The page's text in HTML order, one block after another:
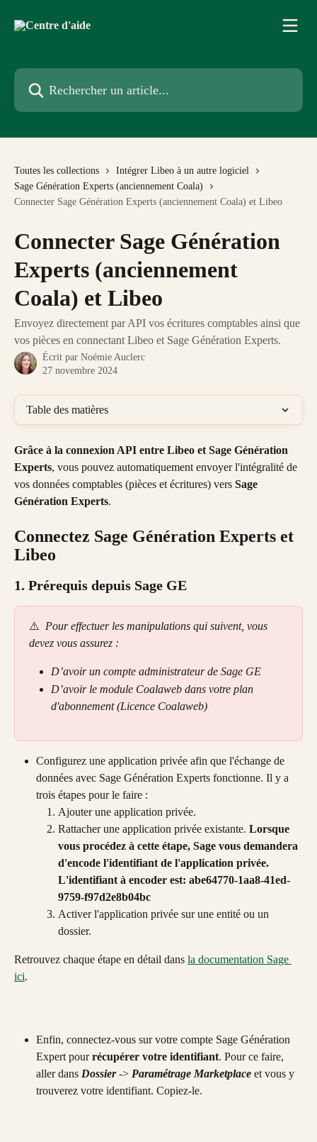
Rechercher un article...
Toutes les collections
Intégrer Libeo à un autre logiciel
Sage Génération Experts (anciennement Coala)
Connecter Sage Génération Experts (anciennement Coala) et Libeo
Connecter Sage Génération
Experts (anciennement
Coala) et Libeo
Envoyez directement par API vos écritures comptables ainsi que
vos pièces en connectant Libeo et Sage Génération Experts.
Écrit par Noémie Auclerc
27 novembre 2024
Table des matières
Grâce à la connexion API entre Libeo et Sage Génération
Experts, vous pouvez automatiquement envoyer l'intégralité de
vos données comptables (pièces et écritures) vers Sage
Génération Experts.
Connectez Sage Génération Experts et
Libeo
1. Prérequis depuis Sage GE
⚠️ Pour effectuer les manipulations qui suivent, vous
devez vous assurez :
D’avoir un compte administrateur de Sage GE
D’avoir le module Coalaweb dans votre plan
d'abonnement (Licence Coalaweb)
Configurez une application privée afin que l'échange de
données avec Sage Génération Experts fonctionne. Il y a
trois étapes pour le faire :
Ajouter une application privée.
Rattacher une application privée existante. Lorsque
vous procédez à cette étape, Sage vous demandera
d'encode l'identifiant de l'application privée.
L'identifiant à encoder est: abe64770-1aa8-41ed-
9759-f97d2e8b04bc
Activer l'application privée sur une entité ou un
dossier.
Retrouvez chaque étape en détail dans la documentation Sage
ici.
Enfin, connectez-vous sur votre compte Sage Génération
Expert pour récupérer votre identifiant. Pour ce faire,
aller dans Dossier -> Paramétrage Marketplace et vous y
trouverez votre identifiant. Copiez-le.